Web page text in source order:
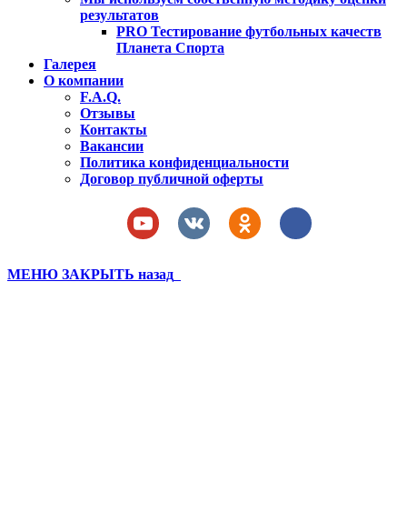
результатов
PRO Тестирование футбольных качеств
Планета Спорта
Галерея
О компании
F.A.Q.
Отзывы
Контакты
Вакансии
Политика конфиденциальности
Договор публичной оферты
МЕНЮ ЗАКРЫТЬ назад